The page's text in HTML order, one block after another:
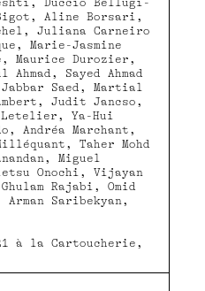
Duccio Bellugi-
Aline Borsari,
Juliana Carneiro
Marie-Jasmine
Maurice Durozier,
Sayed Ahmad
Saed, Martial
Judit Jancso,
Ya-Hui
Andréa Marchant,
Taher Mohd
Miguel
Onochi, Vijayan
Rajabi, Omid
Arman Saribekyan,
à la Cartoucherie,